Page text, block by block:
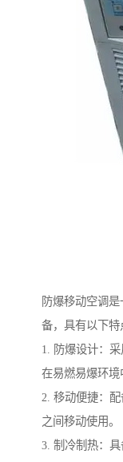
防爆移动空调
备，具有以下特
1. 防爆设计：
在易燃易爆环境
2. 移动便捷：
之间移动使用。
3. 制冷制热：